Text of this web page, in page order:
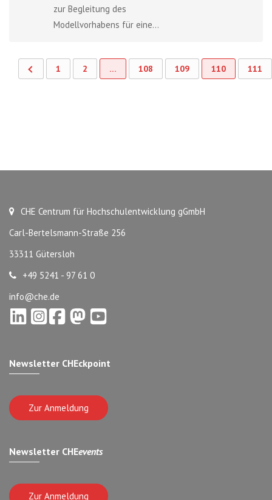
zur Begleitung des
Modellvorhabens für eine...
1 2 … 108 109 110 111
CHE Centrum für Hochschulentwicklung gGmbH
Carl-Bertelsmann-Straße 256
33311 Gütersloh
+49 5241 - 97 61 0
info@che.de
Newsletter CHEckpoint
Zur Anmeldung
Newsletter CHEevents
Zur Anmeldung